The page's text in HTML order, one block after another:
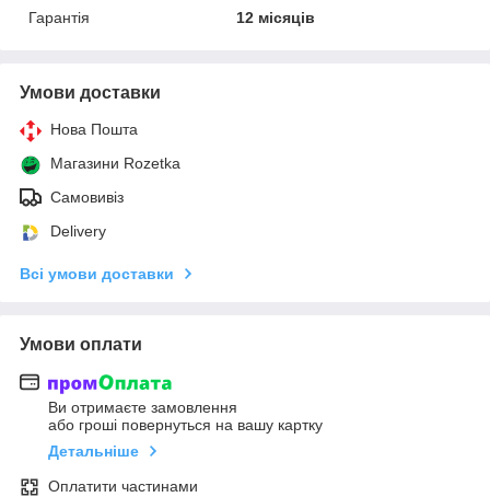
Гарантія
12 місяців
Умови доставки
Нова Пошта
Магазини Rozetka
Самовивіз
Delivery
Всі умови доставки
Умови оплати
Ви отримаєте замовлення
або гроші повернуться на вашу картку
Детальніше
Оплатити частинами